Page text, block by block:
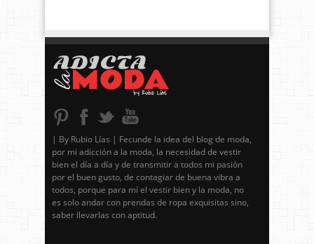
| By Rubio Lías | Fecunde la idea del blog de moda,
por mi adicción a la moda, la necesidad de vestir
bien el día a día y de transmitir a todos mi pasión
por el buen gusto, de contagiar de buena vibra a
todos, porque para mí el vestir bien y la moda, no
es solo andar con prendas de ropa exquisitas sino,
saber llevarlas con aptitud.